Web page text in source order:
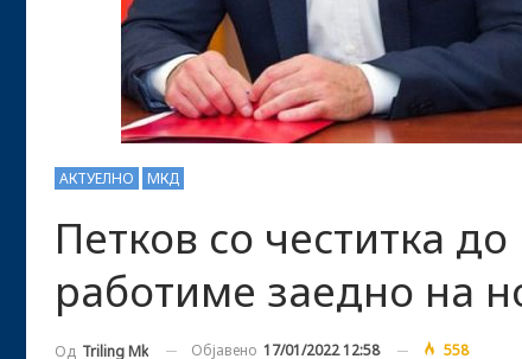
АКТУЕЛНО МКД
Петков со честитка
работиме заедно на
Од Triling Mk Објавено 17/01/2022 12:58 558